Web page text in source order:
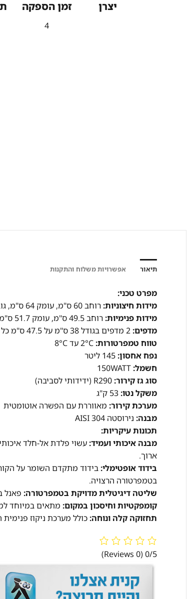
יצרן זמן הספקה
4
תיאור אפשרויות משלוח והתקנות
מפרט טכני:
מידות חיצוניות:רוחב 60 ס"מ, עומק 64 ס"מ, גובה 82.5 ס"מ.
מידות פנימיות:רוחב 49.5 ס"מ, עומק 51.7 ס"מ, גובה 56 ס"מ.
מדפים:2 מדפים בגודל 38 ס"מ על 47.5 ס"מ כל אחד.
טווח טמפרטורות:2°C עד 8°C
נפח אחסון:145 ליטר
חשמל:150WATT
סוג גז קירור:R290 (ידידותי לסביבה)
משקל נטו:53 ק"ג
מערכת קירור:מאווררת עם הפשרה אוטומטית
מבנה:נירוסטה AISI 304
תכונות עיקריות:
מבנה איכותי ועמיד:
ארוך.
בידוד אופטימלי:בידוד מתקדם השומר על
בטמפרטורה הרצויה.
שליטה דיגיטלית מדויקת בטמפרטורה:פאנל
קומפקטיות וחיסכון במקום:מתאים במיוחד
תחזוקה קלה ונוחה:כולל מערכת ניקוז
0/5
(0 Reviews)